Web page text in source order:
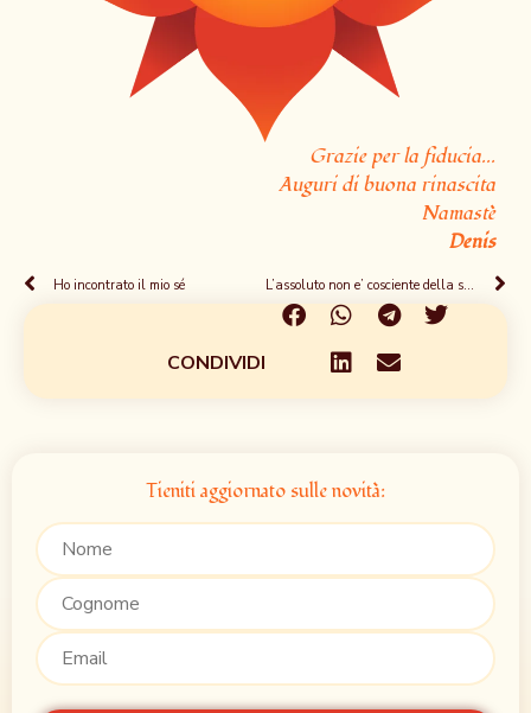
Grazie per la fiducia...
Auguri di buona rinascita
Namastè
Denis
Ho incontrato il mio sé L’assoluto non e’ cosciente della sua esistenza
CONDIVIDI
Tieniti aggiornato sulle novità: